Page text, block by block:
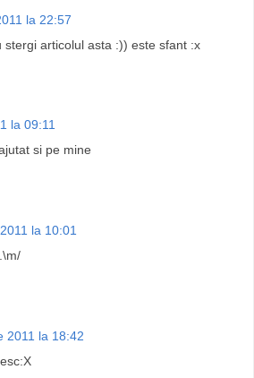
la 22:57
stergi articolul asta :)) este sfant :x
la 09:11
si pe mine
la 10:01
2011 la 18:42